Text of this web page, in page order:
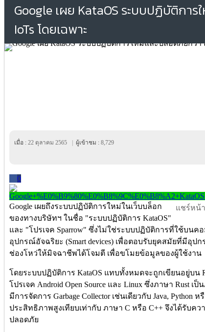
Google เผย KataOS ระบบปฏิบัติกา
IoTs โดยเฉพาะ
เมื่อ : 22 ตุลาคม 2565 ผู้เข้าชม : 8,729
0
แชร์หน้
Google เผยถึงระบบปฏิบัติการใหม่ในเว็บบล็อก
ของทางบริษัทฯ ในชื่อ "ระบบปฏิบัติการ KataOS"
และ "โปรเจค Sparrow" ซึ่งไม่ใช่ระบบปฏิบัติการที่ใช้บน
อุปกรณ์อัจฉริยะ (Smart devices) เพื่อตอบรับยุคสมัยที่มีอุป
ช่องโหว่ให้มิจฉาชีพได้โจมตี เพื่อขโมยข้อมูลของผู้ใช้งาน
โดยระบบปฏิบัติการ KataOS แทบทั้งหมดจะถูกเขียนอยู่บน
โปรเจค Android Open Source และ Linux ซึ่งภาษา Rust
มีการจัดการ Garbage Collector เช่นเดียวกับ Java,
ประสิทธิภาพสูงเทียบเท่ากับ ภาษา C หรือ C++ จึงได้รับค
ปลอดภัย